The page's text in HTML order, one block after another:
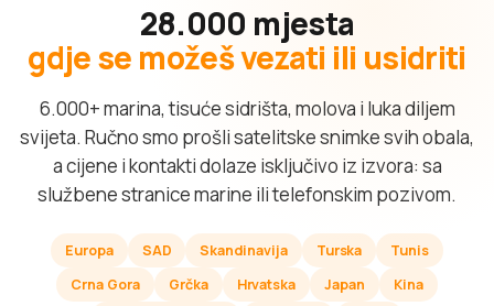
28.000 mjesta
gdje se možeš vezati ili usidriti
6.000+ marina, tisuće sidrišta, molova i luka diljem
svijeta. Ručno smo prošli satelitske snimke svih obala,
a cijene i kontakti dolaze isključivo iz izvora: sa
službene stranice marine ili telefonskim pozivom.
Europa SAD Skandinavija Turska
Tunis
Crna Gora
Grčka Hrvatska Japan
Kina